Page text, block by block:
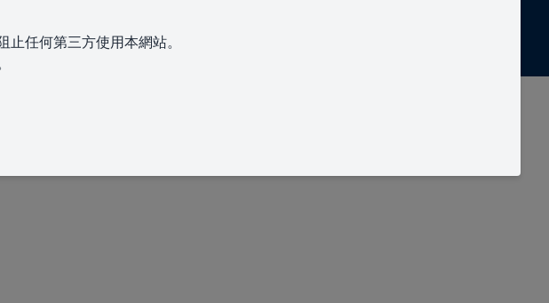
止任何第三方使用本網站。
性、準確性、可靠性、適用性或可用性。
產管理